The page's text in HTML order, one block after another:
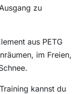
zu
aus PETG
im Freien,
kannst du